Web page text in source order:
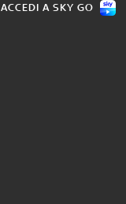
ACCEDI A SKY GO